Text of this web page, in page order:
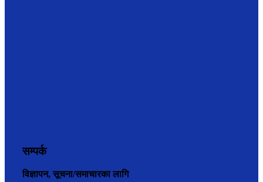
सम्पर्क
विज्ञापन, सूचना/समाचारका लागि